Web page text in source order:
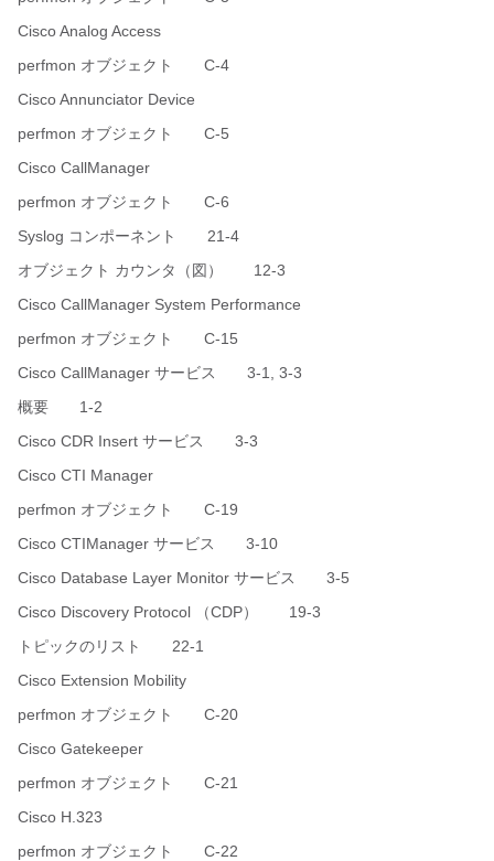
Cisco Analog Access
perfmon オブジェクト C-4
Cisco Annunciator Device
perfmon オブジェクト C-5
Cisco CallManager
perfmon オブジェクト C-6
Syslog コンポーネント 21-4
オブジェクト カウンタ（図） 12-3
Cisco CallManager System Performance
perfmon オブジェクト C-15
Cisco CallManager サービス 3-1, 3-3
概要 1-2
Cisco CDR Insert サービス 3-3
Cisco CTI Manager
perfmon オブジェクト C-19
Cisco CTIManager サービス 3-10
Cisco Database Layer Monitor サービス 3-5
Cisco Discovery Protocol （CDP） 19-3
トピックのリスト 22-1
Cisco Extension Mobility
perfmon オブジェクト C-20
Cisco Gatekeeper
perfmon オブジェクト C-21
Cisco H.323
perfmon オブジェクト C-22